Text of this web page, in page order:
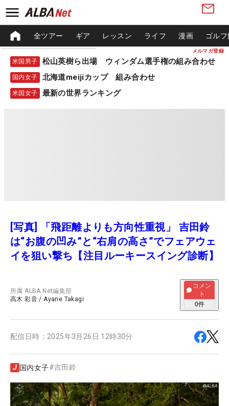
メルマガ登録
全ツアー ギア レッスン ライフ 漫画 ゴル
米国男子 松山英樹ら出場 ウィンダム選手権の組み合わせ
国内女子 北海道meijiカップ 組み合わせ
米国女子 最新の世界ランキング
[写真] 「飛距離よりも方向性重視」 吉田鈴
は“お腹の凹み”と“右肩の高さ”でフェアウェ
イを狙い撃ち【注目ルーキースイング診断】
所属ALBA Net編集部
高木 彩音 /Ayane Takagi
コメン
ト
0件
配信日時： 2025年3月26日 12時30分
国内女子#吉田鈴